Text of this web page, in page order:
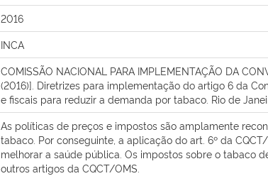
2016
INCA
COMISSÃO NACIONAL PARA IMPLEMENTAÇÃO DA
(2016)]. Diretrizes para implementação do artigo 6 da
e fiscais para reduzir a demanda por tabaco. Rio de
As políticas de preços e impostos são amplamente
tabaco. Por conseguinte, a aplicação do art. 6º da
melhorar a saúde pública. Os impostos sobre o tabaco
outros artigos da CQCT/OMS.